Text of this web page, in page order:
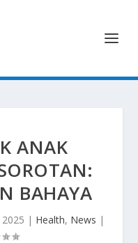
ANAK
BAHAYA
| Health, News |